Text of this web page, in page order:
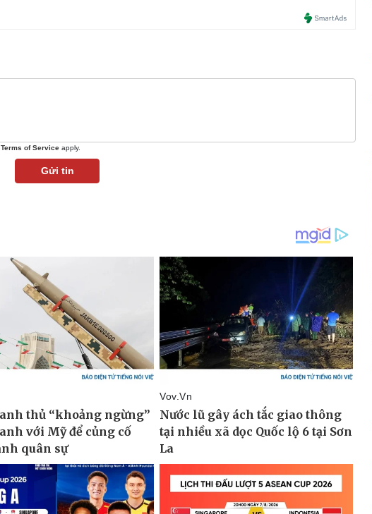
Terms of Service apply.
Gửi tin